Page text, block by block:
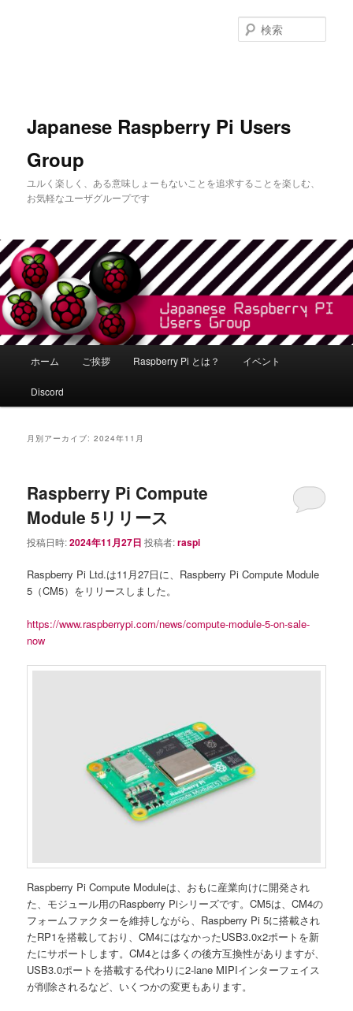
Japanese Raspberry Pi Users
Group
ユルく楽しく、ある意味しょーもないことを追求することを楽しむ、
お気軽なユーザグループです
索
メ
ホーム ご挨拶 Raspberry Pi とは？ イベント
Discord
月別アーカイブ:2024年11月
Raspberry Pi Compute
Module 5リリース
投稿日時:2024年11月27日 投稿者:raspi
Raspberry Pi Ltd.は11月27日に、Raspberry Pi Compute Module
5（CM5）をリリースしました。
https://www.raspberrypi.com/news/compute-module-5-on-sale-
now
Raspberry Pi Compute Moduleは、おもに産業向けに開発され
た、モジュール用のRaspberry Piシリーズです。CM5は、CM4の
フォームファクターを維持しながら、Raspberry Pi 5に搭載され
たRP1を搭載しており、CM4にはなかったUSB3.0x2ポートを新
たにサポートします。CM4とは多くの後方互換性がありますが、
USB3.0ポートを搭載する代わりに2-lane MIPIインターフェイス
が削除されるなど、いくつかの変更もあります。